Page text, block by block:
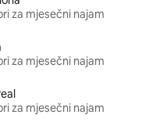
za mjesečni najam
za mjesečni najam
za mjesečni najam